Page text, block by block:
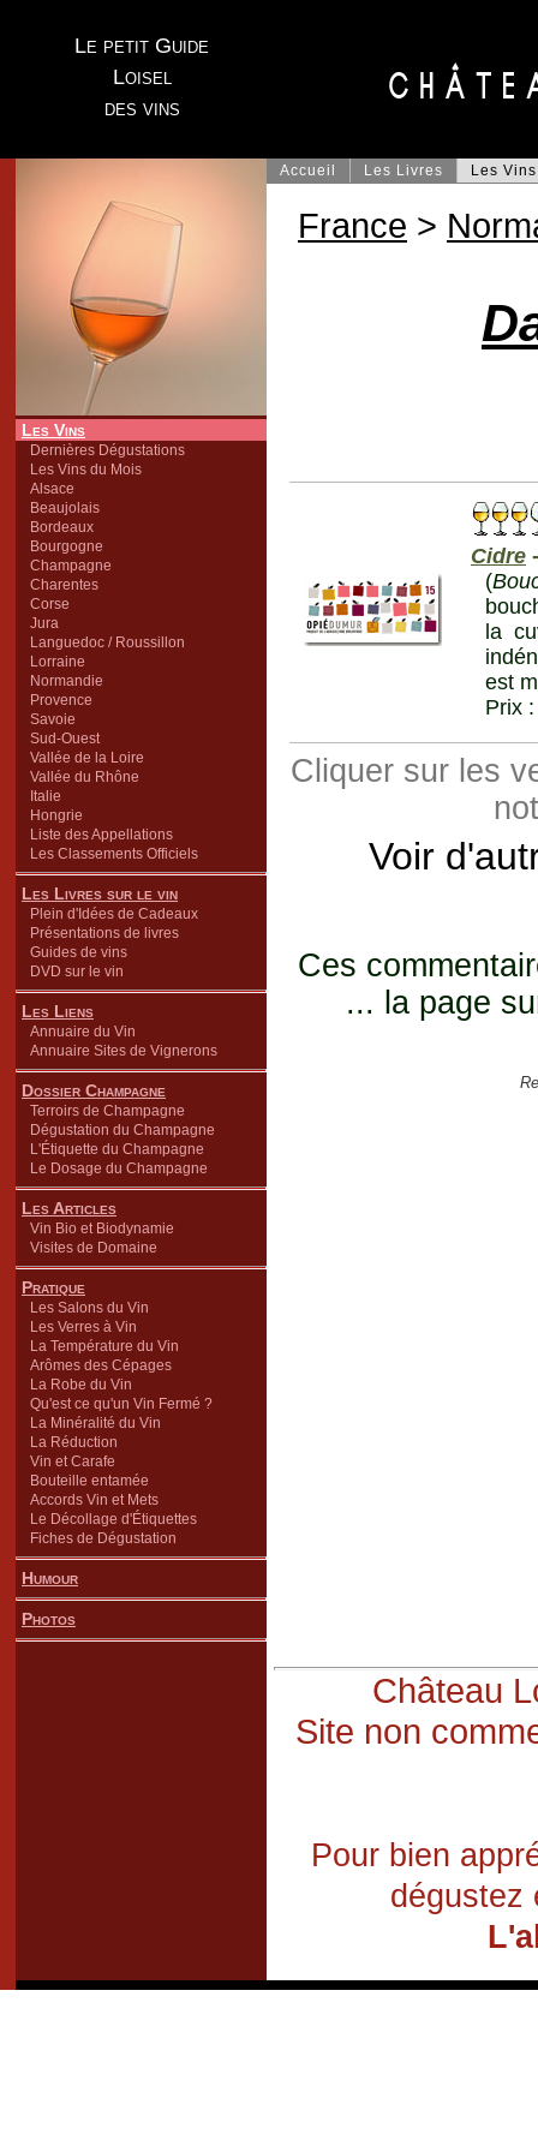
Le petit Guide
Loisel
des vins
Les Vins
Dernières Dégustations
Les Vins du Mois
Alsace
Beaujolais
Bordeaux
Bourgogne
Champagne
Charentes
Corse
Jura
Languedoc / Roussillon
Lorraine
Normandie
Provence
Savoie
Sud-Ouest
Vallée de la Loire
Vallée du Rhône
Italie
Hongrie
Liste des Appellations
Les Classements Officiels
Les Livres sur le vin
Plein d'Idées de Cadeaux
Présentations de livres
Guides de vins
DVD sur le vin
Les Liens
Annuaire du Vin
Annuaire Sites de Vignerons
Dossier Champagne
Terroirs de Champagne
Dégustation du Champagne
L'Étiquette du Champagne
Le Dosage du Champagne
Les Articles
Vin Bio et Biodynamie
Visites de Domaine
Pratique
Les Salons du Vin
Les Verres à Vin
La Température du Vin
Arômes des Cépages
La Robe du Vin
Qu'est ce qu'un Vin Fermé ?
La Minéralité du Vin
La Réduction
Vin et Carafe
Bouteille entamée
Accords Vin et Mets
Le Décollage d'Étiquettes
Fiches de Dégustation
Humour
Photos
Accueil Les Livres Les Vins
France >
Cidre
(
la
est
Prix :
Cliquer sur les
Voir
Ces
... la page
Château
Site non
Pour bien
dégustez